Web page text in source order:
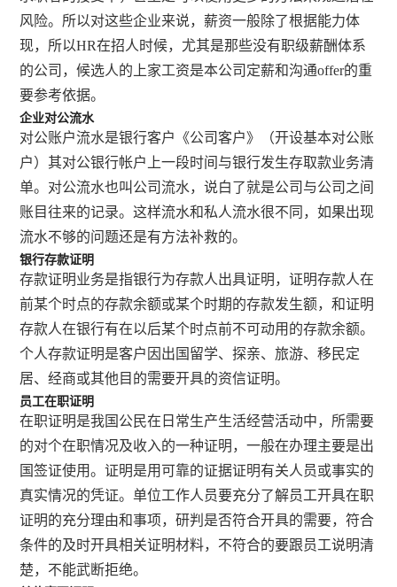
风险。所以对这些企业来说，薪资一般除了根据能力体
现，所以HR在招人时候，尤其是那些没有职级薪酬体系
的公司，候选人的上家工资是本公司定薪和沟通offer的重
要参考依据。
企业对公流水
对公账户流水是银行客户《公司客户》（开设基本对公账
户）其对公银行帐户上一段时间与银行发生存取款业务清
单。对公流水也叫公司流水，说白了就是公司与公司之间
账目往来的记录。这样流水和私人流水很不同，如果出现
流水不够的问题还是有方法补救的。
银行存款证明
存款证明业务是指银行为存款人出具证明，证明存款人在
前某个时点的存款余额或某个时期的存款发生额，和证明
存款人在银行有在以后某个时点前不可动用的存款余额。
个人存款证明是客户因出国留学、探亲、旅游、移民定
居、经商或其他目的需要开具的资信证明。
员工在职证明
在职证明是我国公民在日常生产生活经营活动中，所需要
的对个在职情况及收入的一种证明，一般在办理主要是出
国签证使用。证明是用可靠的证据证明有关人员或事实的
真实情况的凭证。单位工作人员要充分了解员工开具在职
证明的充分理由和事项，研判是否符合开具的需要，符合
条件的及时开具相关证明材料，不符合的要跟员工说明清
楚，不能武断拒绝。